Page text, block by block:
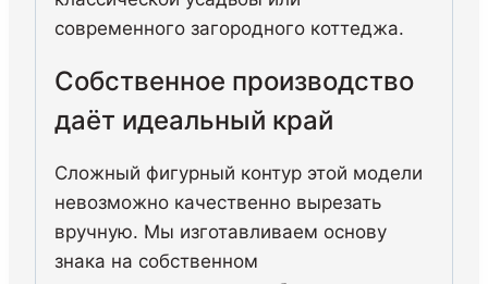
современного загородного коттеджа.
Собственное производство
даёт идеальный край
Сложный фигурный контур этой модели
невозможно качественно вырезать
вручную. Мы изготавливаем основу
знака на собственном